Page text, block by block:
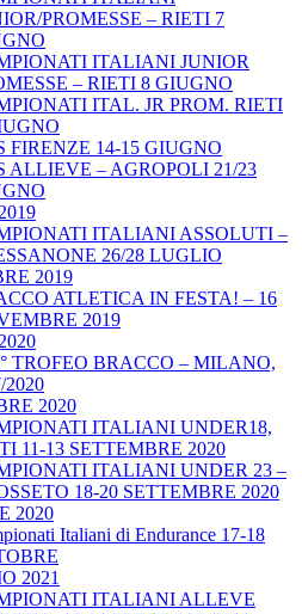
PROMESSE – RIETI 7
ITALIANI JUNIOR
– RIETI 8 GIUGNO
ITAL. JR PROM. RIETI
FIRENZE 14-15 GIUGNO
ALLIEVE – AGROPOLI 21/23
ITALIANI ASSOLUTI –
26/28 LUGLIO
2019
ATLETICA IN FESTA! – 16
2019
TROFEO BRACCO – MILANO,
2020
2020
ITALIANI UNDER18,
11-13 SETTEMBRE 2020
ITALIANI UNDER 23 –
18-20 SETTEMBRE 2020
2020
Italiani di Endurance 17-18
2021
ITALIANI ALLEVE